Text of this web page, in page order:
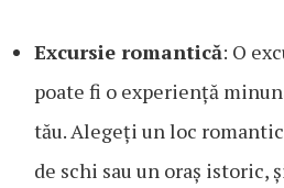
Excursie romantică: O
poate fi o experiență
tău. Alegeți un loc
de schi sau un oraș istoric,